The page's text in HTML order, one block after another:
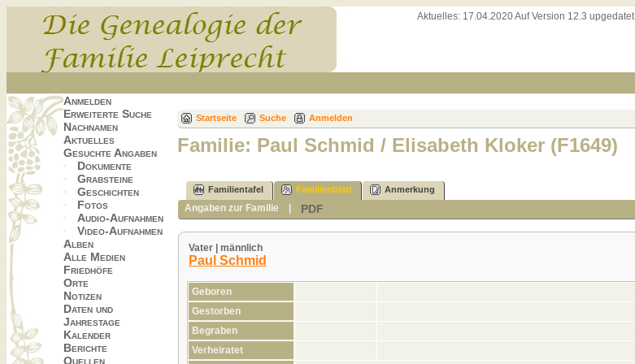
Aktuelles: 17.04.2020 Auf Version 12.3 upgedatet
Anmelden
Erweiterte Suche
Nachnamen
Aktuelles
Gesuchte Angaben
Dokumente
Grabsteine
Geschichten
Fotos
Audio-Aufnahmen
Video-Aufnahmen
Alben
Alle Medien
Friedhöfe
Orte
Notizen
Daten und
Jahrestage
Kalender
Berichte
Quellen
Startseite Suche Anmelden
Familie: Paul Schmid / Elisabeth Kloker (F1649)
Familientafel Familienblatt Anmerkung
Angaben zur Familie PDF
Vater | männlich
Paul Schmid
Geboren
Gestorben
Begraben
Verheiratet